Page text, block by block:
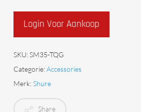
Login Voor Aankoop
SKU:SM35-TQG
Categorie:Accessories
Merk:Shure
Share